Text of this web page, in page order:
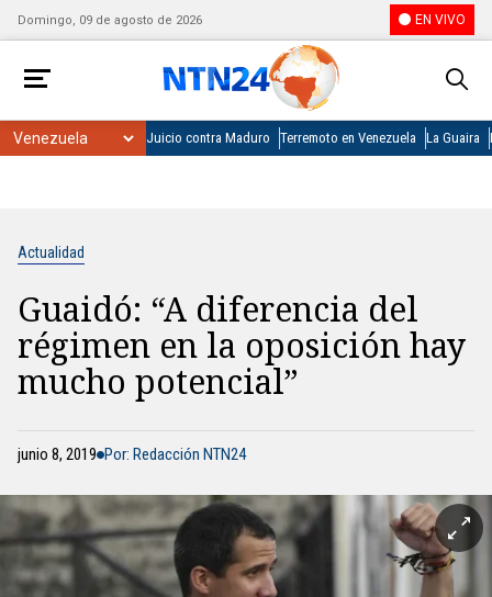
Domingo, 09 de agosto de 2026 EN VIVO
Juicio contra Maduro Terremoto en Venezuela La Guaira
Actualidad
Guaidó: “A diferencia del
régimen en la oposición hay
mucho potencial”
junio 8, 2019 Por: Redacción NTN24